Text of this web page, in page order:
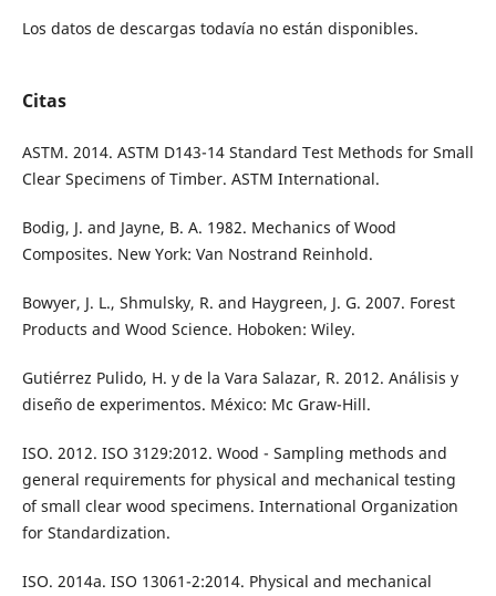
Los datos de descargas todavía no están disponibles.
Citas
ASTM. 2014. ASTM D143-14 Standard Test Methods for Small
Clear Specimens of Timber. ASTM International.
Bodig, J. and Jayne, B. A. 1982. Mechanics of Wood
Composites. New York: Van Nostrand Reinhold.
Bowyer, J. L., Shmulsky, R. and Haygreen, J. G. 2007. Forest
Products and Wood Science. Hoboken: Wiley.
Gutiérrez Pulido, H. y de la Vara Salazar, R. 2012. Análisis y
diseño de experimentos. México: Mc Graw-Hill.
ISO. 2012. ISO 3129:2012. Wood - Sampling methods and
general requirements for physical and mechanical testing
of small clear wood specimens. International Organization
for Standardization.
ISO. 2014a. ISO 13061-2:2014. Physical and mechanical